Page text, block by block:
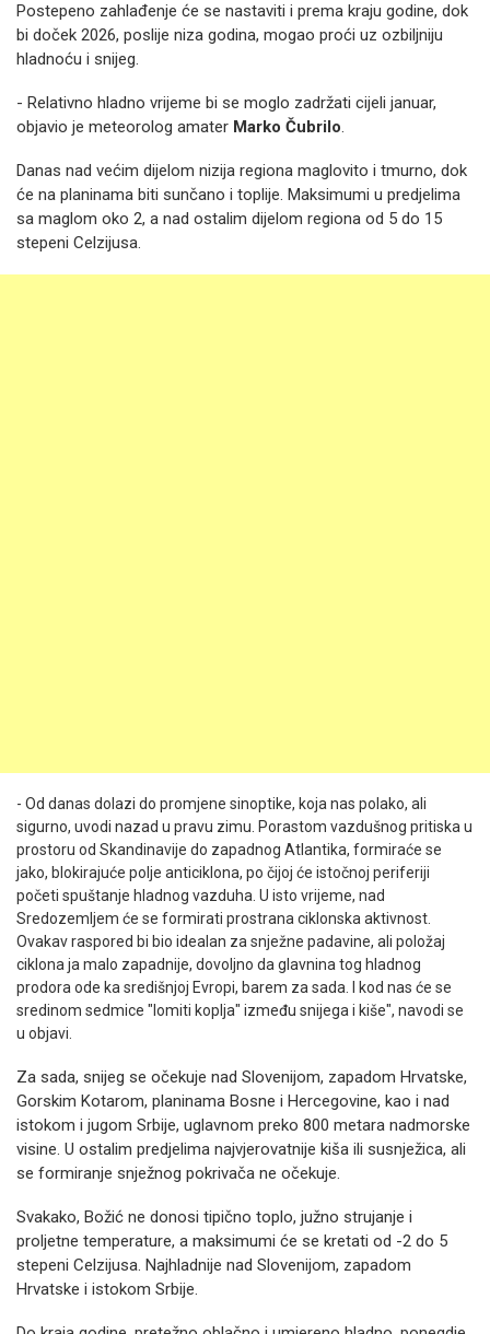
Postepeno zahlađenje će se nastaviti i prema kraju godine, dok
bi doček 2026, poslije niza godina, mogao proći uz ozbiljniju
hladnoću i snijeg.
- Relativno hladno vrijeme bi se moglo zadržati cijeli januar,
objavio je meteorolog amater Marko Čubrilo.
Danas nad većim dijelom nizija regiona maglovito i tmurno, dok
će na planinama biti sunčano i toplije. Maksimumi u predjelima
sa maglom oko 2, a nad ostalim dijelom regiona od 5 do 15
stepeni Celzijusa.
- Od danas dolazi do promjene sinoptike, koja nas polako, ali
sigurno, uvodi nazad u pravu zimu. Porastom vazdušnog pritiska u
prostoru od Skandinavije do zapadnog Atlantika, formiraće se
jako, blokirajuće polje anticiklona, po čijoj će istočnoj periferiji
početi spuštanje hladnog vazduha. U isto vrijeme, nad
Sredozemljem će se formirati prostrana ciklonska aktivnost.
Ovakav raspored bi bio idealan za snježne padavine, ali položaj
ciklona ja malo zapadnije, dovoljno da glavnina tog hladnog
prodora ode ka središnjoj Evropi, barem za sada. I kod nas će se
sredinom sedmice "lomiti koplja" između snijega i kiše", navodi se
u objavi.
Za sada, snijeg se očekuje nad Slovenijom, zapadom Hrvatske,
Gorskim Kotarom, planinama Bosne i Hercegovine, kao i nad
istokom i jugom Srbije, uglavnom preko 800 metara nadmorske
visine. U ostalim predjelima najvjerovatnije kiša ili susnježica, ali
se formiranje snježnog pokrivača ne očekuje.
Svakako, Božić ne donosi tipično toplo, južno strujanje i
proljetne temperature, a maksimumi će se kretati od -2 do 5
stepeni Celzijusa. Najhladnije nad Slovenijom, zapadom
Hrvatske i istokom Srbije.